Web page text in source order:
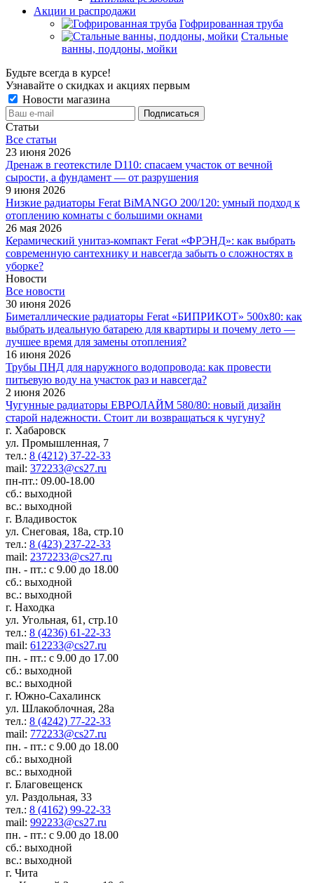
Акции и распродажи
Гофрированная труба
Стальные
ванны, поддоны, мойки
Будьте всегда в курсе!
Узнавайте о скидках и акциях первым
Новости магазина
Статьи
Все cтатьи
23 июня 2026
Дренаж в геотекстиле D110: спасаем участок от вечной
сырости, а фундамент — от разрушения
9 июня 2026
Низкие радиаторы Ferat BiMANGO 200/120: умный подход к
отоплению комнаты с большими окнами
26 мая 2026
Керамический унитаз-компакт Ferat «ФРЭНД»: как выбрать
современную сантехнику и навсегда забыть о сложностях в
уборке?
Новости
Все новости
30 июня 2026
Биметаллические радиаторы Ferat «БИПРИКОТ» 500x80: как
выбрать идеальную батарею для квартиры и почему лето —
лучшее время для замены отопления?
16 июня 2026
Трубы ПНД для наружного водопровода: как провести
питьевую воду на участок раз и навсегда?
2 июня 2026
Чугунные радиаторы ЕВРОЛАЙМ 580/80: новый дизайн
старой надежности. Стоит ли возвращаться к чугуну?
г. Хабаровск
ул. Промышленная, 7
тел.: 8 (4212) 37-22-33
mail: 372233@cs27.ru
пн-пт.: 09.00-18.00
сб.: выходной
вс.: выходной
г. Владивосток
ул. Снеговая, 18а, стр.10
тел.: 8 (423) 237-22-33
mail: 2372233@cs27.ru
пн. - пт.: с 9.00 до 18.00
сб.: выходной
вс.: выходной
г. Находка
ул. Угольная, 61, стр.10
тел.: 8 (4236) 61-22-33
mail: 612233@cs27.ru
пн. - пт.: с 9.00 до 17.00
сб.: выходной
вс.: выходной
г. Южно-Сахалинск
ул. Шлакоблочная, 28а
тел.: 8 (4242) 77-22-33
mail: 772233@cs27.ru
пн. - пт.: с 9.00 до 18.00
сб.: выходной
вс.: выходной
г. Благовещенск
ул. Раздольная, 33
тел.: 8 (4162) 99-22-33
mail: 992233@cs27.ru
пн. - пт.: с 9.00 до 18.00
сб.: выходной
вс.: выходной
г. Чита